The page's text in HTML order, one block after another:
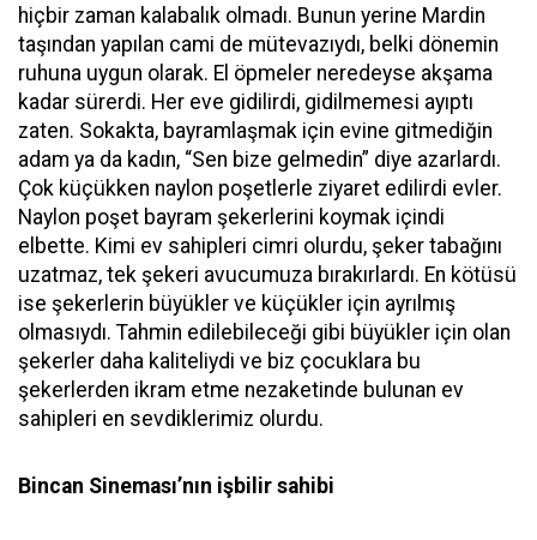
hiçbir zaman kalabalık olmadı. Bunun yerine Mardin
taşından yapılan cami de mütevazıydı, belki dönemin
ruhuna uygun olarak. El öpmeler neredeyse akşama
kadar sürerdi. Her eve gidilirdi, gidilmemesi ayıptı
zaten. Sokakta, bayramlaşmak için evine gitmediğin
adam ya da kadın, “Sen bize gelmedin” diye azarlardı.
Çok küçükken naylon poşetlerle ziyaret edilirdi evler.
Naylon poşet bayram şekerlerini koymak içindi
elbette. Kimi ev sahipleri cimri olurdu, şeker tabağını
uzatmaz, tek şekeri avucumuza bırakırlardı. En kötüsü
ise şekerlerin büyükler ve küçükler için ayrılmış
olmasıydı. Tahmin edilebileceği gibi büyükler için olan
şekerler daha kaliteliydi ve biz çocuklara bu
şekerlerden ikram etme nezaketinde bulunan ev
sahipleri en sevdiklerimiz olurdu.
Bincan Sineması’nın işbilir sahibi